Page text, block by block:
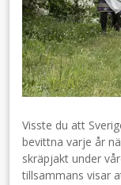
Visste du att
bevittna varje år
skräpjakt under
tillsammans visar